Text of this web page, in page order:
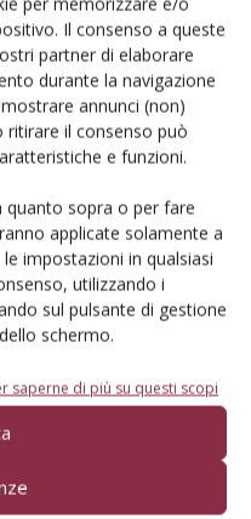
Il consenso a queste
partner di elaborare
durante la navigazione
annunci (non)
ritirare il consenso può
e funzioni.
quanto sopra o per fare
applicate solamente a
impostazioni in qualsiasi
utilizzando i
sul pulsante di gestione
schermo.
saperne di più su questi scopi
aziende
e Prodotti